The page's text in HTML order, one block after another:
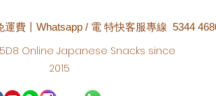
運費丨Whatsapp / 電 特快客服專線 5344
Online Japanese Snacks since
2015